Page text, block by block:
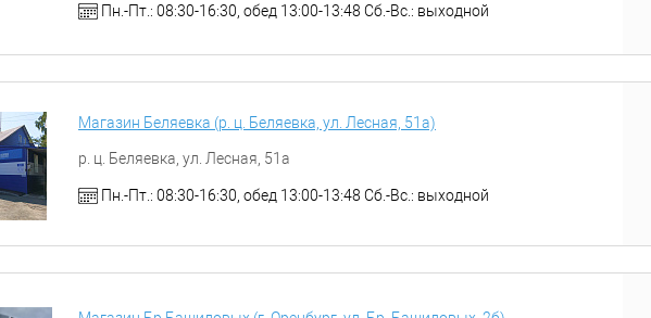
Пн.-Пт.: 08:30-16:30, обед 13:00-13:48 Сб.-Вс.: выходной
Магазин Беляевка (р. ц. Беляевка, ул. Лесная, 51а)
р. ц. Беляевка, ул. Лесная, 51а
Пн.-Пт.: 08:30-16:30, обед 13:00-13:48 Сб.-Вс.: выходной